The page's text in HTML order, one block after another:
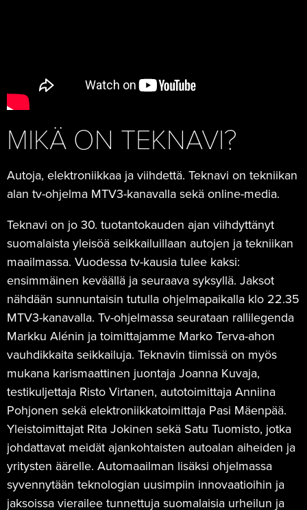
MIKÄ ON TEKNAVI?
Autoja, elektroniikkaa ja viihdettä. Teknavi on tekniikan
alan tv-ohjelma MTV3-kanavalla sekä online-media.
Teknavi on jo 30. tuotantokauden ajan viihdyttänyt
suomalaista yleisöä seikkailuillaan autojen ja tekniikan
maailmassa. Vuodessa tv-kausia tulee kaksi:
ensimmäinen keväällä ja seuraava syksyllä. Jaksot
nähdään sunnuntaisin tutulla ohjelmapaikalla klo 22.35
MTV3-kanavalla. Tv-ohjelmassa seurataan rallilegenda
Markku Alénin ja toimittajamme Marko Terva-ahon
vauhdikkaita seikkailuja. Teknavin tiimissä on myös
mukana karismaattinen juontaja Joanna Kuvaja,
testikuljettaja Risto Virtanen, autotoimittaja Anniina
Pohjonen sekä elektroniikkatoimittaja Pasi Mäenpää.
Yleistoimittajat Rita Jokinen sekä Satu Tuomisto, jotka
johdattavat meidät ajankohtaisten autoalan aiheiden ja
yritysten äärelle. Automaailman lisäksi ohjelmassa
syvennytään teknologian uusimpiin innovaatioihin ja
jaksoissa vierailee tunnettuja suomalaisia urheilun ja